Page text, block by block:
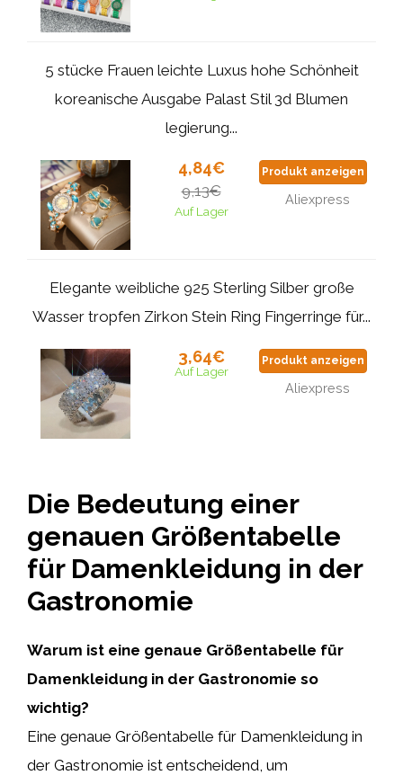
5 stücke Frauen leichte Luxus hohe Schönheit
koreanische Ausgabe Palast Stil 3d Blumen
legierung...
4,84€
9,13€
Auf Lager
Produkt anzeigen
Aliexpress
Elegante weibliche 925 Sterling Silber große
Wasser tropfen Zirkon Stein Ring Fingerringe für...
3,64€
Auf Lager
Produkt anzeigen
Aliexpress
Die Bedeutung einer
genauen Größentabelle
für Damenkleidung in der
Gastronomie
Warum ist eine genaue Größentabelle für
Damenkleidung in der Gastronomie so
wichtig?
Eine genaue Größentabelle für Damenkleidung in
der Gastronomie ist entscheidend, um